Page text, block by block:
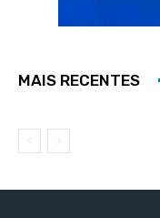
MAIS RECENTES